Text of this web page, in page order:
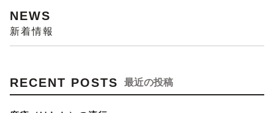
NEWS
新着情報
RECENT POSTS 最近の投稿